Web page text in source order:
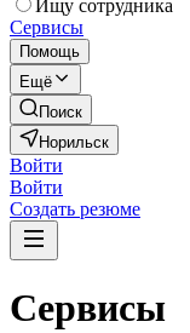
Ищу сотрудника
Сервисы
Помощь
Ещё
Поиск
Норильск
Войти
Войти
Создать резюме
Сервисы